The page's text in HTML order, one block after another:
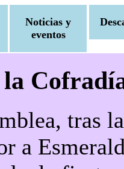
Noticias y
eventos
la
tras
a